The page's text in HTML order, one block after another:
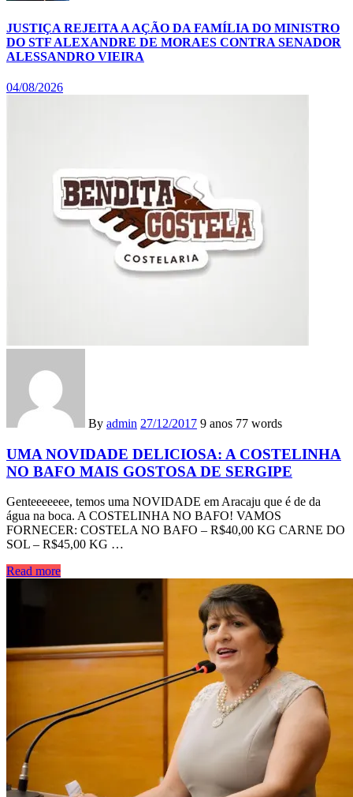
JUSTIÇA REJEITA A AÇÃO DA FAMÍLIA DO MINISTRO
DO STF ALEXANDRE DE MORAES CONTRA SENADOR
ALESSANDRO VIEIRA
04/08/2026
By admin 27/12/2017 9 anos 77 words
UMA NOVIDADE DELICIOSA: A COSTELINHA
NO BAFO MAIS GOSTOSA DE SERGIPE
Genteeeeeee, temos uma NOVIDADE em Aracaju que é de da
água na boca. A COSTELINHA NO BAFO! VAMOS
FORNECER: COSTELA NO BAFO – R$40,00 KG CARNE DO
SOL – R$45,00 KG …
Read more